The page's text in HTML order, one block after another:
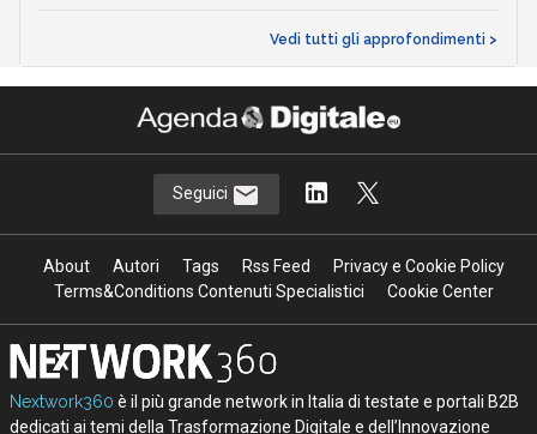
Vedi tutti gli approfondimenti >
Seguici
About Autori Tags Rss Feed
Privacy e Cookie Policy
Terms&Conditions Contenuti Specialistici
Cookie Center
Nextwork360 è il più grande network in Italia di testate e portali B2B
dedicati ai temi della Trasformazione Digitale e dell’Innovazione